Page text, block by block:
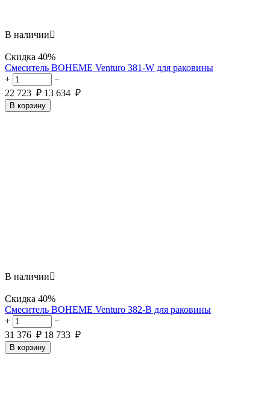
В наличии
Скидка 40%
Смеситель BOHEME Venturo 381-W для раковины
+
−
22 723 ₽ 13 634 ₽
В корзину
В наличии
Скидка 40%
Смеситель BOHEME Venturo 382-B для раковины
+
−
31 376 ₽ 18 733 ₽
В корзину